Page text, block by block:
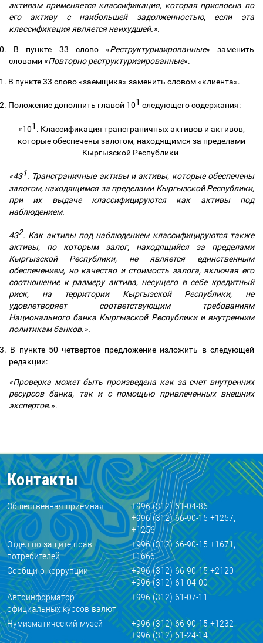
активам применяется классификация, которая присвоена по
его активу с наибольшей задолженностью, если эта
классификация является наихудшей.».
В пункте 33 слово «Реструктуризированные» заменить
словами «Повторно реструктуризированные».
В пункте 33 слово «заемщика» заменить словом «клиента».
Положение дополнить главой 101 следующего содержания:
«101 . Классификация трансграничных активов и активов,
которые обеспечены залогом, находящимся за пределами
Кыргызской Республики
«431. Трансграничные активы и активы, которые обеспечены
залогом, находящимся за пределами Кыргызской Республики,
при их выдаче классифицируются как активы под
наблюдением.
432. Как активы под наблюдением классифицируются также
активы, по которым залог, находящийся за пределами
Кыргызской Республики, не является единственным
обеспечением, но качество и стоимость залога, включая его
соотношение к размеру актива, несущего в себе кредитный
риск, на территории Кыргызской Республики, не
удовлетворяет соответствующим требованиям
Национального банка Кыргызской Республики и внутренним
политикам банков.».
В пункте 50 четвертое предложение изложить в следующей
редакции:
«Проверка может быть произведена как за счет внутренних
ресурсов банка, так и с помощью привлеченных внешних
экспертов.».
Контакты
Общественная приемная
+996 (312) 61-04-86
+996 (312) 66-90-15 +1257,
+1256
Отдел по защите прав
потребителей
+996 (312) 66-90-15 +1671,
+1666
Сообщи о коррупции
+996 (312) 66-90-15 +2120
+996 (312) 61-04-00
Автоинформатор
официальных курсов валют
+996 (312) 61-07-11
Нумизматический музей
+996 (312) 66-90-15 +1232
+996 (312) 61-24-14